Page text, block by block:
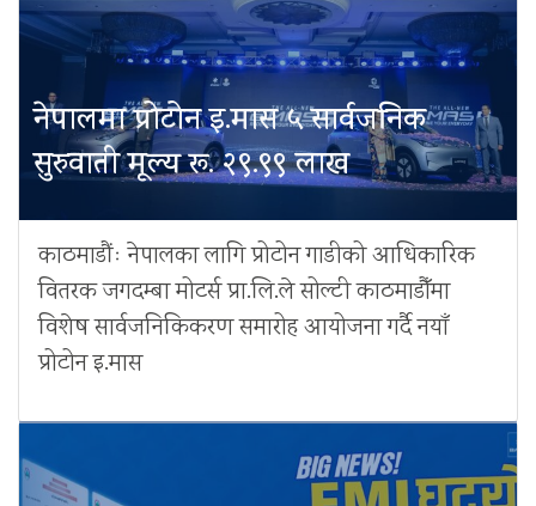
नेपालमा प्रोटोन इ.मास ५ सार्वजनिक
सुरुवाती मूल्य रू. २९.९९ लाख
काठमाडौंः नेपालका लागि प्रोटोन गाडीको आधिकारिक
वितरक जगदम्बा मोटर्स प्रा.लि.ले सोल्टी काठमाडौँमा
विशेष सार्वजनिकिकरण समारोह आयोजना गर्दै नयाँ
प्रोटोन इ.मास